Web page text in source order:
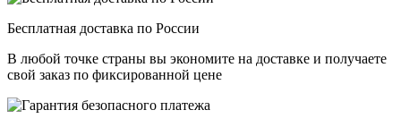
Бесплатная доставка по России
В любой точке страны вы экономите на доставке и получаете
свой заказ по фиксированной цене